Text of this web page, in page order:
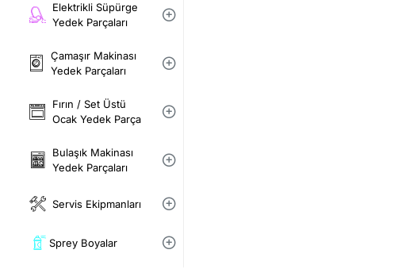
Elektrikli Süpürge
Yedek Parçaları
Çamaşır Makinası
Yedek Parçaları
Fırın / Set Üstü
Ocak Yedek Parça
Bulaşık Makinası
Yedek Parçaları
Servis Ekipmanları
Sprey Boyalar